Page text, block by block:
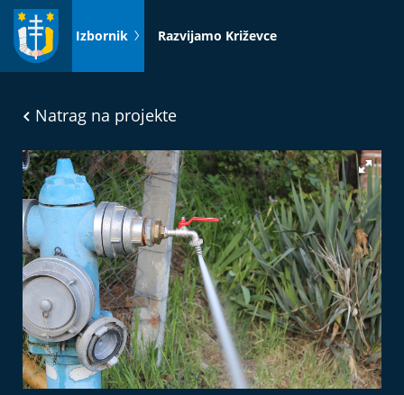
Idi
sadržaj
Izbornik Razvijamo Križevce
Natrag na projekte